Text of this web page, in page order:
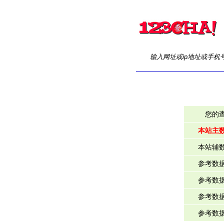
输入网址或ip地址或手机
您的
本站主
本站辅
参考数
参考数
参考数
参考数